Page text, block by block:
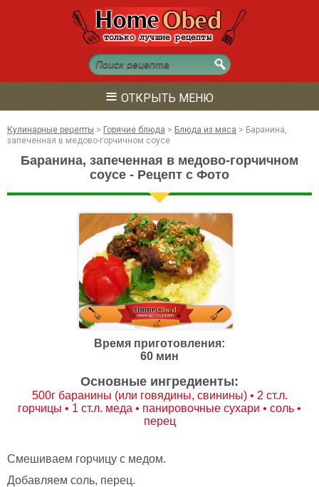
≡ ОТКРЫТЬ МЕНЮ
Кулинарные рецепты > Горячие блюда > Блюда из мяса > Баранина,
запеченная в медово-горчичном соусе
Баранина, запеченная в медово-горчичном
соусе - Рецепт с Фото
Время приготовления:
60 мин
Основные ингредиенты:
500г баранины (или говядины, свинины) • 2 ст.л.
горчицы • 1 ст.л. меда • панировочные сухари • соль •
перец
Смешиваем горчицу с медом.
Добавляем соль, перец.